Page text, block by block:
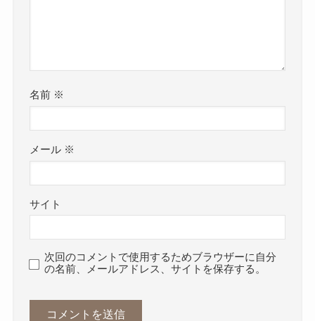
名前 ※
メール ※
サイト
次回のコメントで使用するためブラウザーに自分
の名前、メールアドレス、サイトを保存する。